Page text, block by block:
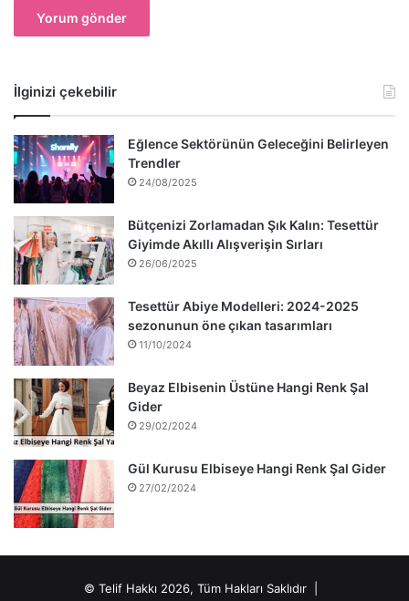
İlginizi çekebilir
Eğlence Sektörünün Geleceğini Belirleyen
Trendler
24/08/2025
Bütçenizi Zorlamadan Şık Kalın: Tesettür
Giyimde Akıllı Alışverişin Sırları
26/06/2025
Tesettür Abiye Modelleri: 2024-2025
sezonunun öne çıkan tasarımları
11/10/2024
Beyaz Elbisenin Üstüne Hangi Renk Şal
Gider
29/02/2024
Gül Kurusu Elbiseye Hangi Renk Şal Gider
27/02/2024
© Telif Hakkı 2026, Tüm Hakları Saklıdır |